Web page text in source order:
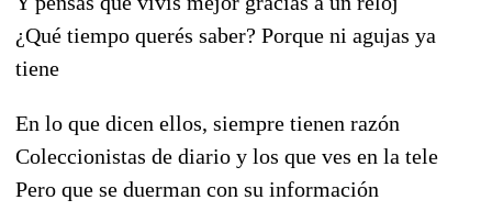
¿Qué tiempo querés saber? Porque ni agujas ya
tiene
En lo que dicen ellos, siempre tienen razón
Coleccionistas de diario y los que ves en la tele
Pero que se duerman con su información